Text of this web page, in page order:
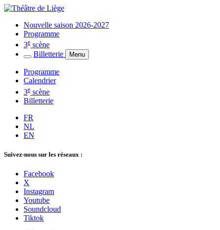
Nouvelle saison 2026-2027
Programme
3e scène
Billetterie
Menu
Programme
Calendrier
3e scène
Billetterie
FR
NL
EN
Suivez-nous sur les réseaux :
Facebook
X
Instagram
Youtube
Soundcloud
Tiktok